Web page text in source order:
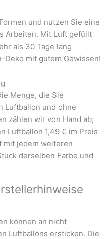
und nutzen Sie eine
Arbeiten. Mit Luft gefüllt
als 30 Tage lang
Deko mit gutem Gewissen!
Menge, die Sie
Luftballon und ohne
zählen wir von Hand ab;
Luftballon 1,49 € im Preis
mit jedem weiteren
derselben Farbe und
können an nicht
Luftballons ersticken. Die